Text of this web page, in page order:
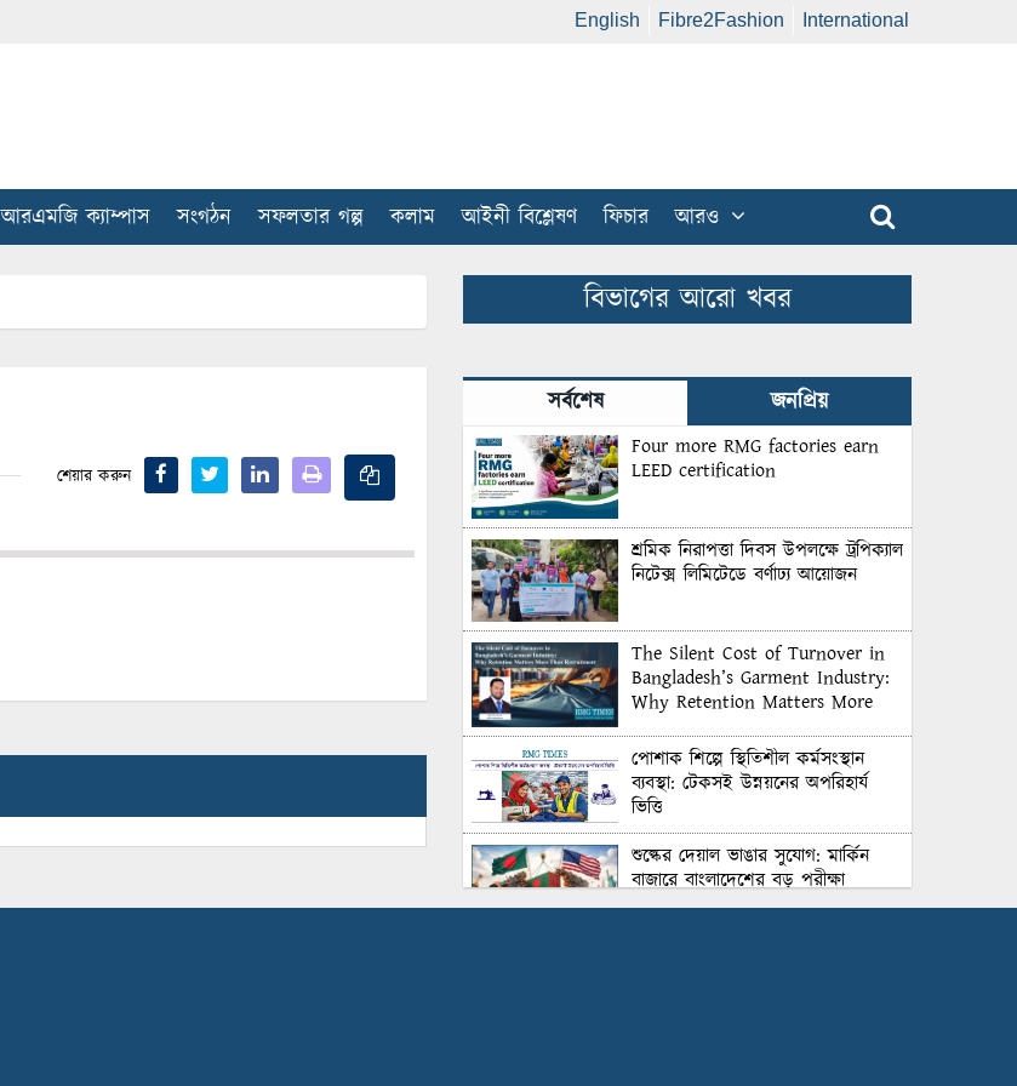
English Fibre2Fashion International
আরএমজি ক্যাম্পাস সংগঠন সফলতার গল্প কলাম আইনী বিশ্লেষণ ফিচার আরও
শেয়ার করুন
বিভাগের আরো খবর
সর্বশেষ জনপ্রিয়
Four more RMG factories earn
LEED certification
শ্রমিক নিরাপত্তা দিবস উপলক্ষে ট্রপিক্যাল
নিটেক্স লিমিটেডে বর্ণাঢ্য আয়োজন
The Silent Cost of Turnover in
Bangladesh’s Garment Industry:
Why Retention Matters More
পোশাক শিল্পে স্থিতিশীল কর্মসংস্থান
ব্যবস্থা: টেকসই উন্নয়নের অপরিহার্য
ভিত্তি
শুল্কের দেয়াল ভাঙার সুযোগ: মার্কিন
বাজারে বাংলাদেশের বড় পরীক্ষা